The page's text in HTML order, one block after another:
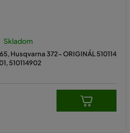
Husqvarna 372- ORIGINÁL 510114
510114902
Skladom